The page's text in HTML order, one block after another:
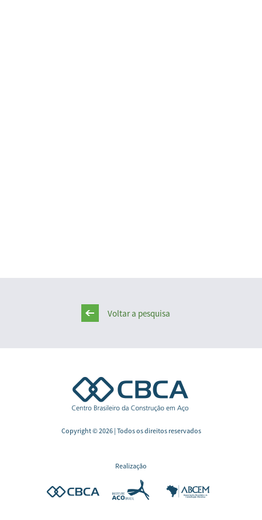
Voltar a pesquisa
Copyright © 2026 | Todos os direitos reservados
Realização